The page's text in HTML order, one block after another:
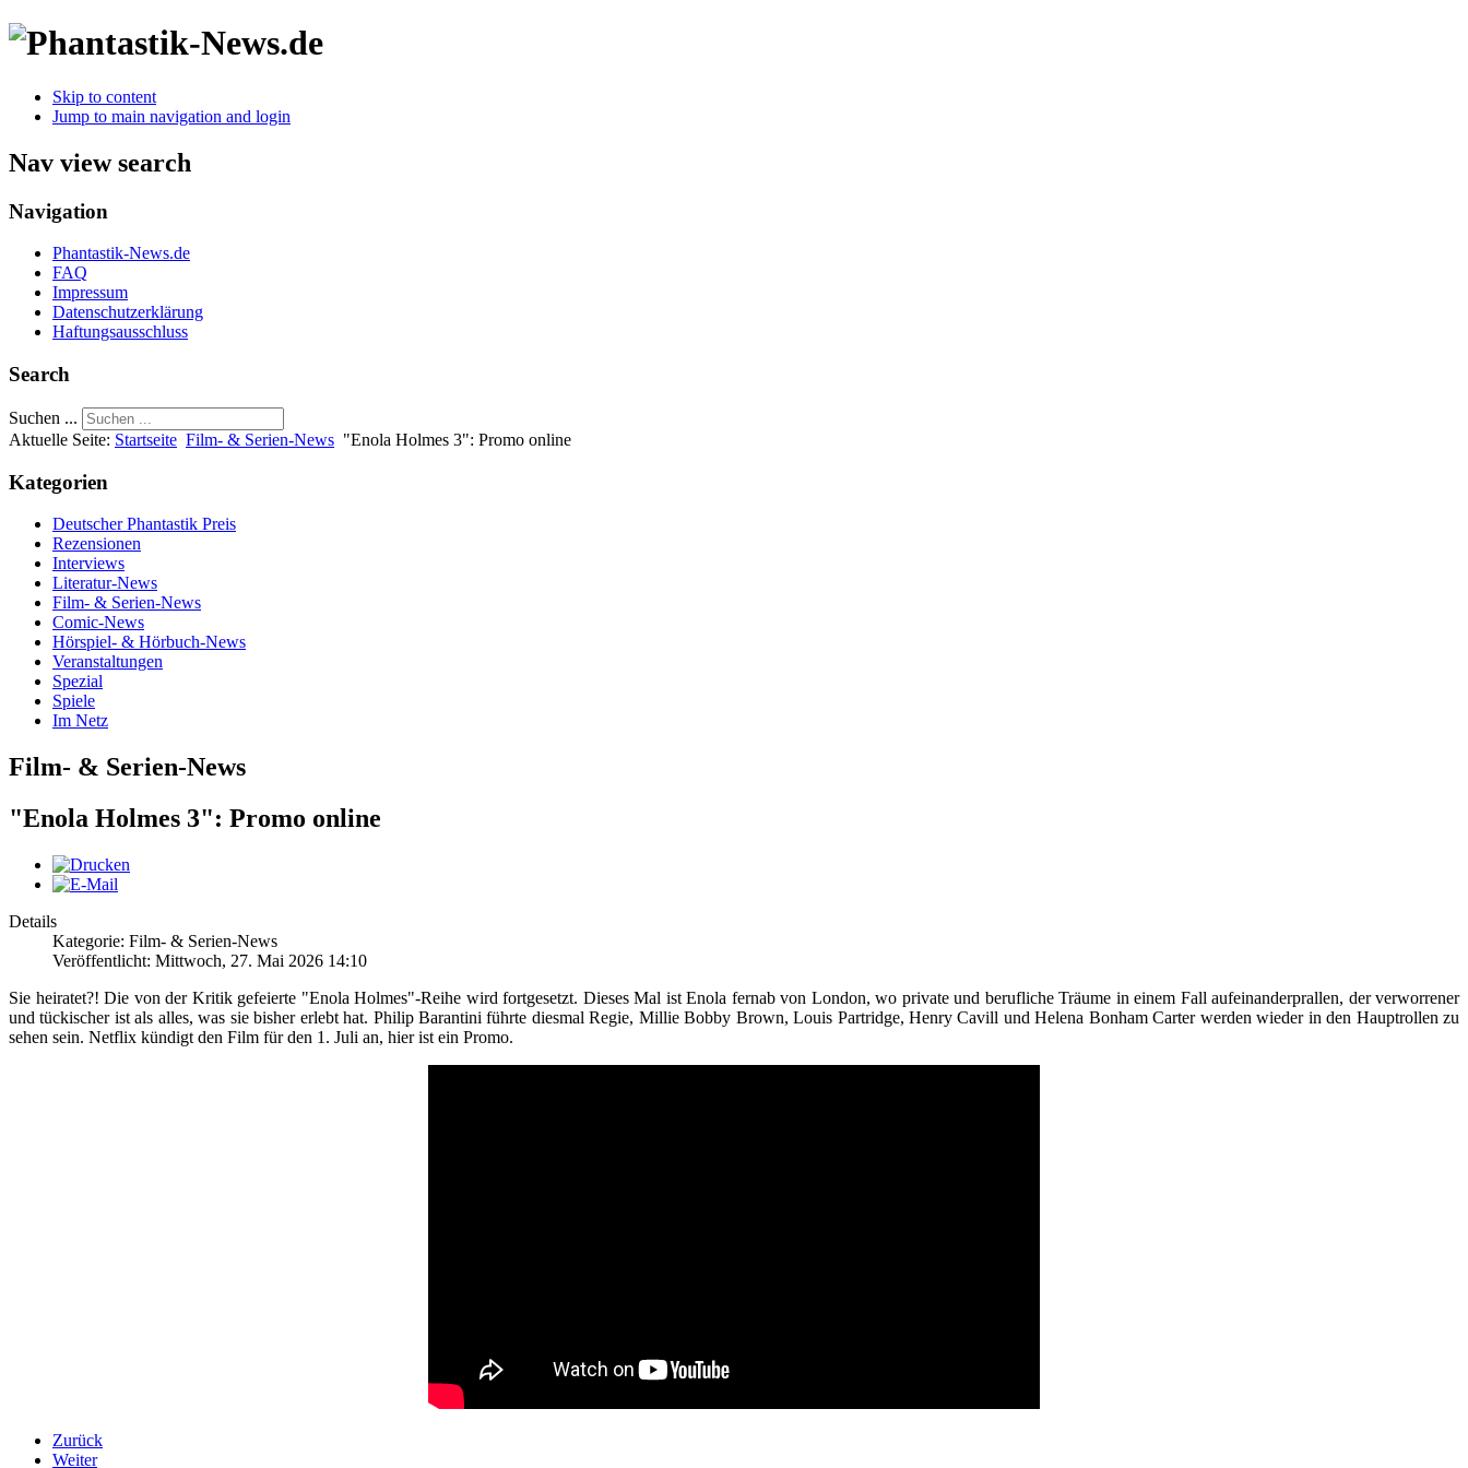
Skip to content
Jump to main navigation and login
Nav view search
Navigation
Phantastik-News.de
FAQ
Impressum
Datenschutzerklärung
Haftungsausschluss
Search
Suchen ...
Aktuelle Seite: Startseite Film- & Serien-News "Enola Holmes 3": Promo online
Kategorien
Deutscher Phantastik Preis
Rezensionen
Interviews
Literatur-News
Film- & Serien-News
Comic-News
Hörspiel- & Hörbuch-News
Veranstaltungen
Spezial
Spiele
Im Netz
Film- & Serien-News
"Enola Holmes 3": Promo online
Details
Kategorie: Film- & Serien-News
Veröffentlicht: Mittwoch, 27. Mai 2026 14:10
Sie heiratet?! Die von der Kritik gefeierte "Enola Holmes"-Reihe wird fortgesetzt. Dieses Mal ist Enola fernab von London, wo private und berufliche Träume in einem Fall aufeinanderprallen, der verworrener
und tückischer ist als alles, was sie bisher erlebt hat. Philip Barantini führte diesmal Regie, Millie Bobby Brown, Louis Partridge, Henry Cavill und Helena Bonham Carter werden wieder in den Hauptrollen zu
sehen sein. Netflix kündigt den Film für den 1. Juli an, hier ist ein Promo.
Zurück
Weiter